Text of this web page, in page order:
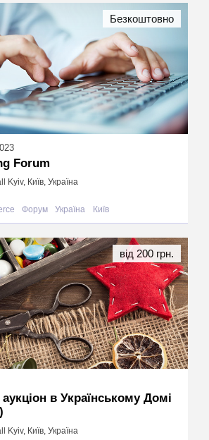
Forum
Kyiv, Київ, Україна
Форум Україна Київ
Безкоштовно
в Українському Домі
Kyiv, Київ, Україна
від 200 грн.